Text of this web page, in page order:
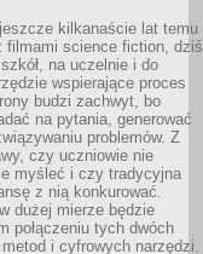
kilkanaście lat temu
filmami science fiction, dziś
na uczelnie i do
wspierające proces
budzi zachwyt, bo
na pytania, generować
problemów. Z
czy uczniowie nie
myśleć i czy tradycyjna
z nią konkurować.
dużej mierze będzie
połączeniu tych dwóch
i cyfrowych narzędzi.